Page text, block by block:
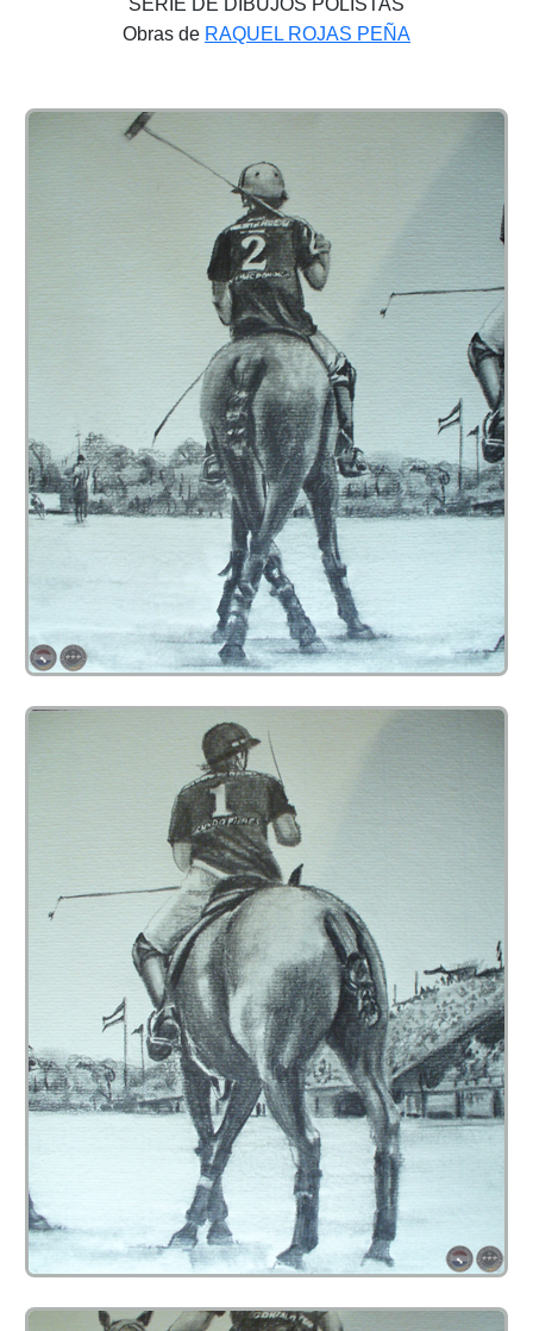
SERIE DE DIBUJOS POLISTAS
Obras de RAQUEL ROJAS PEÑA